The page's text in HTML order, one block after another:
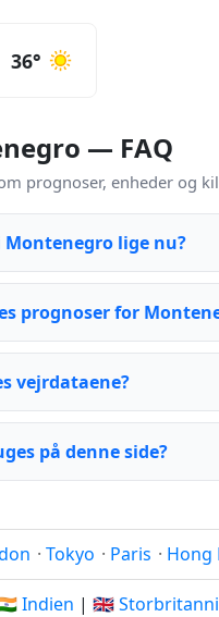
36°
— FAQ
prognoser, enheder og
lige nu?
prognoser for
vejrdataene?
på denne side?
· Tokyo · Paris · Hong
Indien | 🇬🇧